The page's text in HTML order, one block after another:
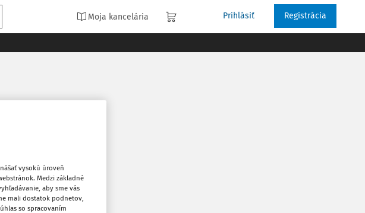
Moja kancelária Prihlásiť Registrácia
Vytlačiť
Obľúbené
vysokú úroveň
Medzi základné
aby sme vás
mali dostatok podnetov,
so spracovaním